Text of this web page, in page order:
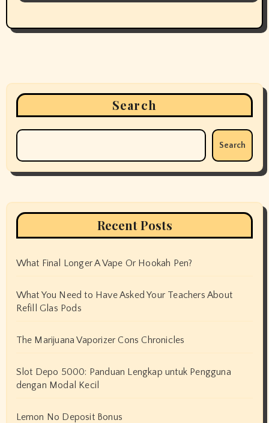
Search
Search
Recent Posts
What Final Longer A Vape Or Hookah Pen?
What You Need to Have Asked Your Teachers About
Refill Glas Pods
The Marijuana Vaporizer Cons Chronicles
Slot Depo 5000: Panduan Lengkap untuk Pengguna
dengan Modal Kecil
Lemon No Deposit Bonus